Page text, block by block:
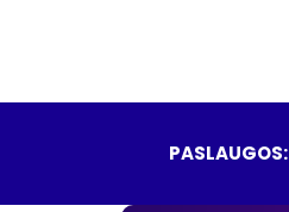
PASLAUGOS: